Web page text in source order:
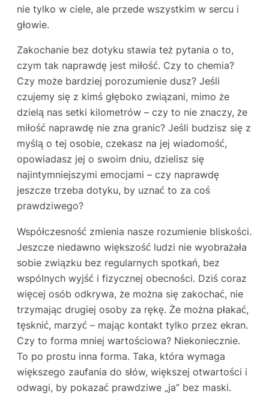
nie tylko w ciele, ale przede wszystkim w sercu i
głowie.
Zakochanie bez dotyku stawia też pytania o to,
czym tak naprawdę jest miłość. Czy to chemia?
Czy może bardziej porozumienie dusz? Jeśli
czujemy się z kimś głęboko związani, mimo że
dzielą nas setki kilometrów – czy to nie znaczy, że
miłość naprawdę nie zna granic? Jeśli budzisz się z
myślą o tej osobie, czekasz na jej wiadomość,
opowiadasz jej o swoim dniu, dzielisz się
najintymniejszymi emocjami – czy naprawdę
jeszcze trzeba dotyku, by uznać to za coś
prawdziwego?
Współczesność zmienia nasze rozumienie bliskości.
Jeszcze niedawno większość ludzi nie wyobrażała
sobie związku bez regularnych spotkań, bez
wspólnych wyjść i fizycznej obecności. Dziś coraz
więcej osób odkrywa, że można się zakochać, nie
trzymając drugiej osoby za rękę. Że można płakać,
tęsknić, marzyć – mając kontakt tylko przez ekran.
Czy to forma mniej wartościowa? Niekoniecznie.
To po prostu inna forma. Taka, która wymaga
większego zaufania do słów, większej otwartości i
odwagi, by pokazać prawdziwe „ja” bez maski.